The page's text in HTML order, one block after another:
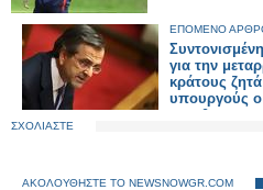
ΕΠΟΜΕΝΟ
για την
κράτους
υπουργούς ο
ΣΧΟΛΙΑΣΤΕ
ΑΚΟΛΟΥΘΗΣΤΕ ΤΟ NEWSNOWGR.COM